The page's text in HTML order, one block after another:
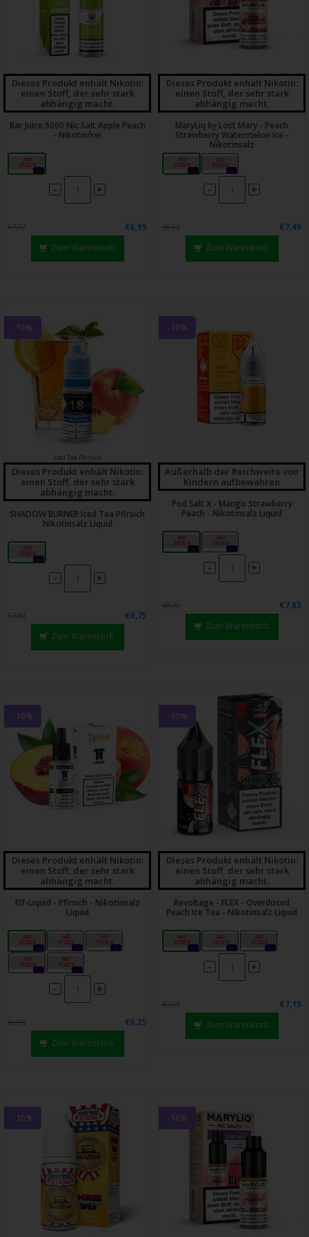
Dieses Produkt enhält Nikotin:
einen Stoff, der sehr stark
abhängig macht.
Bar Juice 5000 Nic Salt Apple Peach
- Nikotinfrei
0mg
0x
- +
€7,77
€6,99
Zum Warenkorb
Dieses Produkt enhält Nikotin:
einen Stoff, der sehr stark
abhängig macht.
MaryLiq by Lost Mary - Peach
Strawberry Watermelon Ice -
Nikotinsalz
10mg
0x
20mg
0x
- +
€8,32
€7,49
Zum Warenkorb
-10%
Iced Tea Pfirsich
Dieses Produkt enhält Nikotin:
einen Stoff, der sehr stark
abhängig macht.
SHADOW BURNER Iced Tea Pfirsich
Nikotinsalz Liquid
18mg
0x
- +
€7,50
€6,75
Zum Warenkorb
-10%
Außerhalb der Reichweite von
Kindern aufbewahren
Pod Salt X - Mango Strawberry
Peach - Nikotinsalz Liquid
10mg
0x
20mg
0x
- +
€8,70
€7,83
Zum Warenkorb
-10%
Dieses Produkt enhält Nikotin:
einen Stoff, der sehr stark
abhängig macht.
Elf-Liquid - Pfirsich - Nikotinsalz
Liquid
0mg
0x
3mg
0x
6mg
0x
9mg
0x
15mg
0x
- +
€6,95
€6,25
Zum Warenkorb
-10%
Dieses Produkt enhält Nikotin:
einen Stoff, der sehr stark
abhängig macht.
Revoltage - FLEX - Overdosed
Peach Ice Tea - Nikotinsalz Liquid
0mg
0x
10mg
0x
20mg
0x
- +
€7,95
€7,15
Zum Warenkorb
-10% -10%